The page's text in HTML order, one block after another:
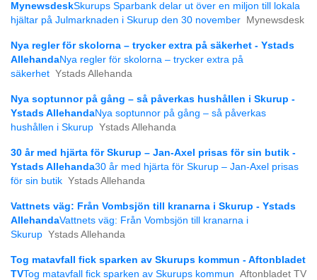
MynewsdeskSkurups Sparbank delar ut över en miljon till lokala
hjältar på Julmarknaden i Skurup den 30 november
Mynewsdesk
Nya regler för skolorna – trycker extra på säkerhet - Ystads
AllehandaNya regler för skolorna – trycker extra på
säkerhet Ystads Allehanda
Nya soptunnor på gång – så påverkas hushållen i Skurup -
Ystads AllehandaNya soptunnor på gång – så påverkas
hushållen i Skurup Ystads Allehanda
30 år med hjärta för Skurup – Jan-Axel prisas för sin butik -
Ystads Allehanda30 år med hjärta för Skurup – Jan-Axel prisas
för sin butik Ystads Allehanda
Vattnets väg: Från Vombsjön till kranarna i Skurup - Ystads
AllehandaVattnets väg: Från Vombsjön till kranarna i
Skurup Ystads Allehanda
Tog matavfall fick sparken av Skurups kommun - Aftonbladet
TVTog matavfall fick sparken av Skurups kommun Aftonbladet TV